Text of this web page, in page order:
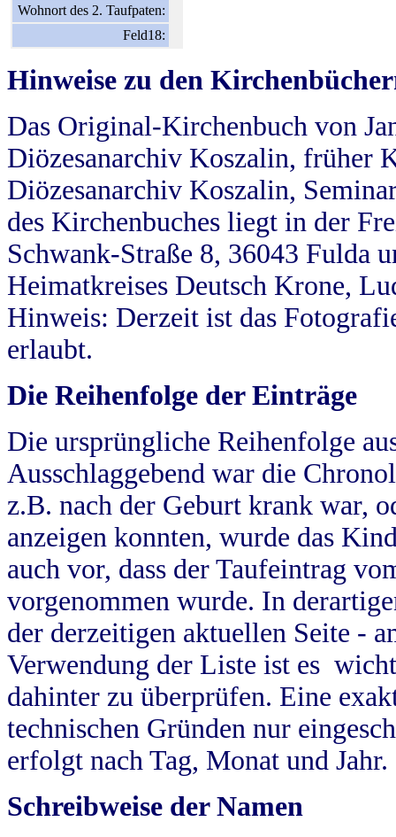
Wohnort des 2. Taufpaten:
Feld18:
Hinweise zu den
Das Original-Kirchenbuch von
Diözesanarchiv Koszalin, früher
Diözesanarchiv Koszalin,
des Kirchenbuches liegt in der
Schwank-Straße 8, 36043 Fulda
Heimatkreises Deutsch Krone,
Hinweis: Derzeit ist das
erlaubt.
Die Reihenfolge der Einträge
Die ursprüngliche Reihenfolge
Ausschlaggebend war die
z.B. nach der Geburt krank war,
anzeigen konnten, wurde das
auch vor, dass der Taufeintrag
vorgenommen wurde. In
der derzeitigen aktuellen Seite -
Verwendung der Liste ist es
dahinter zu überprüfen. Eine
technischen Gründen nur
erfolgt nach Tag, Monat und Jahr.
Schreibweise der Namen